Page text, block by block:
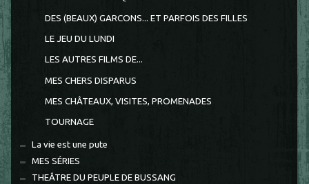
DES (BEAUX) GARCONS... ET PARFOIS DES FILLES
LE JEU DU LUNDI
LES AUTRES FILMS DE...
MES CHERS DISPARUS
MES CHÂTEAUX, VISITES, PROMENADES
TOURNAGE
La vie est une pute
MES SÉRIES
THEÂTRE DU PEUPLE DE BUSSANG